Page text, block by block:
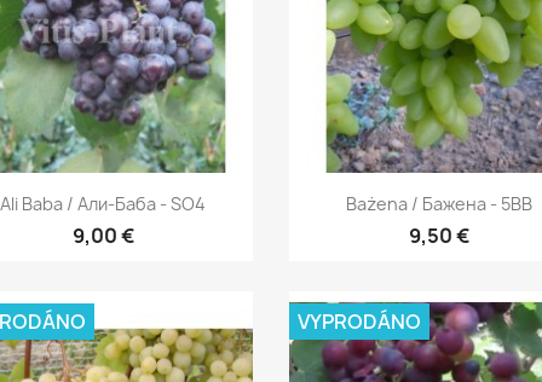
Rychlý náhled
Ali Baba / Али-Баба - SO4
9,00 €
Rychlý náhled
Bażena / Бажена - 5BB
9,50 €
VYPRODÁNO